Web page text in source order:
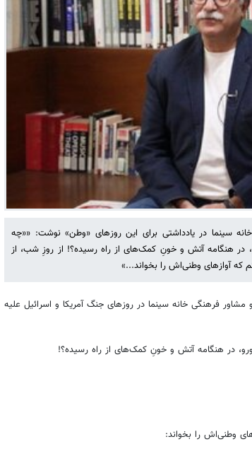
سینما در یادداشتی برای این روزهای «وطن» نوشت: ««چه
در هنگامه آتش و خونِ کمک‌های از راه رسیده؟! از روزِ شب، از
که آوازهای وطنی‌اش را بخواند...»
مشاور فرهنگی خانه سینما در روزهای جنگ آمریکا و اسرائیل علیه
در هنگامه آتش و خونِ کمک‌های از راه رسیده؟!
وطنی‌اش را بخواند: